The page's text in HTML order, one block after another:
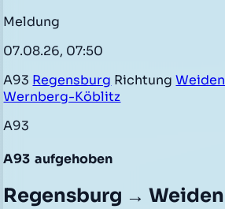
Meldung
07.08.26, 07:50
A93 Regensburg RichtungWeiden
Wernberg-Köblitz
A93
A93 aufgehoben
Regensburg → Weiden